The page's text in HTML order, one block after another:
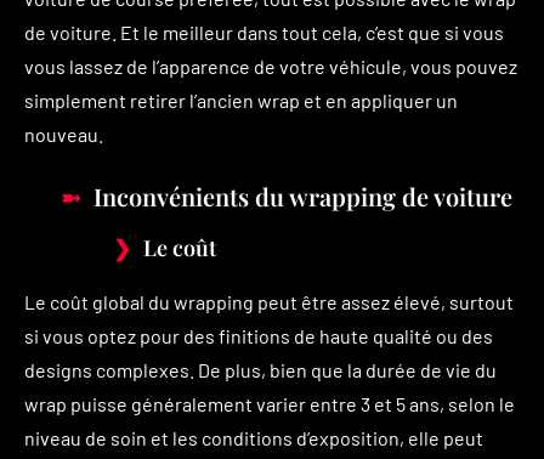
de voiture. Et le meilleur dans tout cela, c’est que si vous
vous lassez de l’apparence de votre véhicule, vous pouvez
simplement retirer l’ancien wrap et en appliquer un
nouveau.
Inconvénients du wrapping de voiture
Le coût
Le coût global du wrapping peut être assez élevé, surtout
si vous optez pour des finitions de haute qualité ou des
designs complexes. De plus, bien que la durée de vie du
wrap puisse généralement varier entre 3 et 5 ans, selon le
niveau de soin et les conditions d’exposition, elle peut